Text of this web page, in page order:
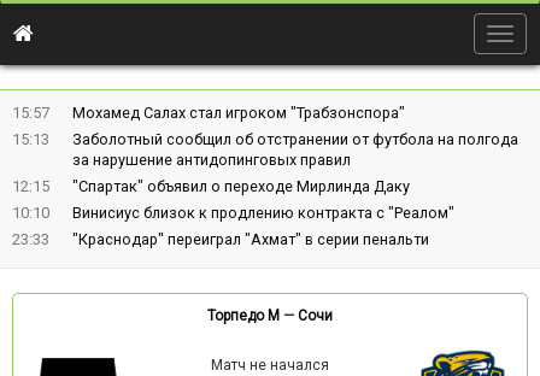
15:57
Мохамед Салах стал игроком "Трабзонспора"
15:13
Заболотный сообщил об отстранении от футбола на полгода
за нарушение антидопинговых правил
12:15
"Спартак" объявил о переходе Мирлинда Даку
10:10
Винисиус близок к продлению контракта с "Реалом"
23:33
"Краснодар" переиграл "Ахмат" в серии пенальти
Торпедо М — Сочи
Матч не начался